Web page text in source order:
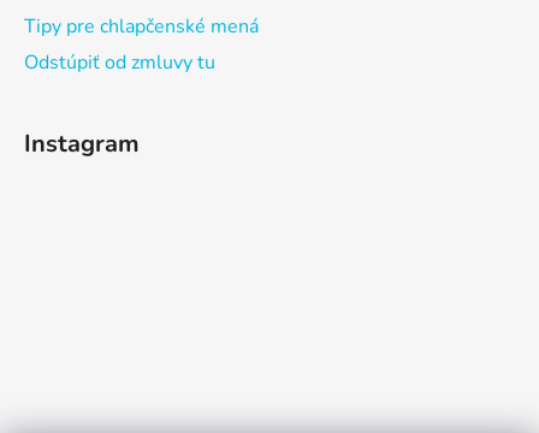
Tipy pre chlapčenské mená
Odstúpiť od zmluvy tu
Instagram